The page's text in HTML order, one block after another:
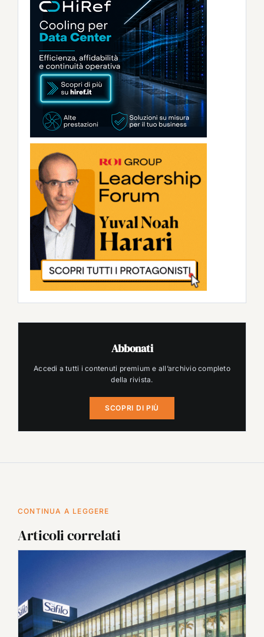
Abbonati
Accedi a tutti i contenuti premium e all’archivio completo
della rivista.
SCOPRI DI PIÙ
CONTINUA A LEGGERE
Articoli correlati